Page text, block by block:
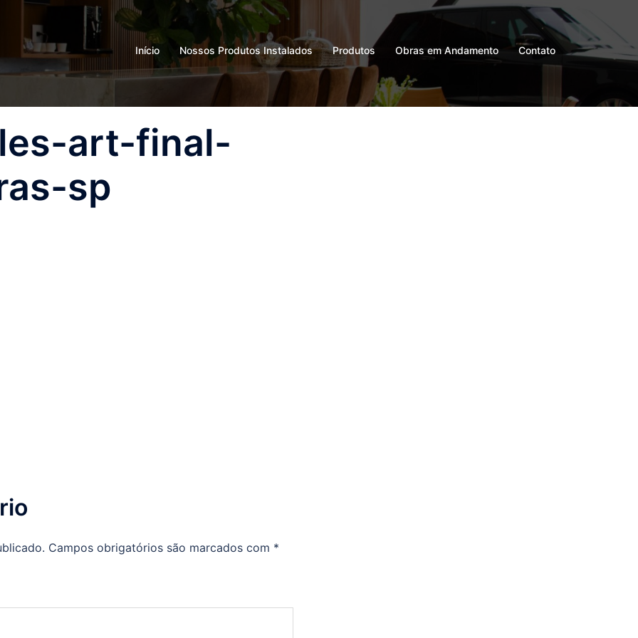
Início Nossos Produtos Instalados Produtos Obras em Andamento Contato
art-final-
sp
Campos obrigatórios são marcados com *